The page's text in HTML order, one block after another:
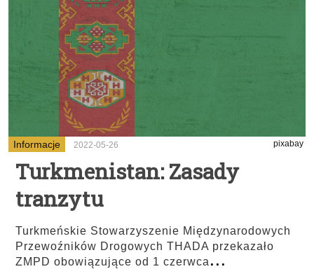
Informacje 2022-05-26 pixabay
Turkmenistan: Zasady
tranzytu
Turkmeńskie Stowarzyszenie Międzynarodowych
Przewoźników Drogowych THADA przekazało
ZMPD obowiązujące od 1 czerwca...